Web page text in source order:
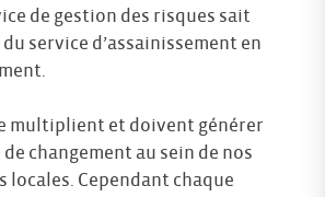
de gestion des risques sait
service d’assainissement en
multiplient et doivent générer
changement au sein de nos
Cependant chaque